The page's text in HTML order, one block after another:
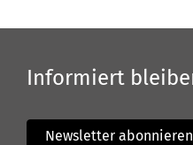
Informiert
Newsletter abonnieren